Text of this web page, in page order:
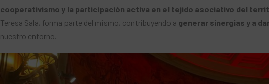
cooperativismo y la participación activa en el tejido asociativo del
Teresa Sala, forma parte del mismo, contribuyendo a generar sinergias y a
nuestro entorno.